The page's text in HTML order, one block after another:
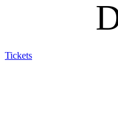
Tickets